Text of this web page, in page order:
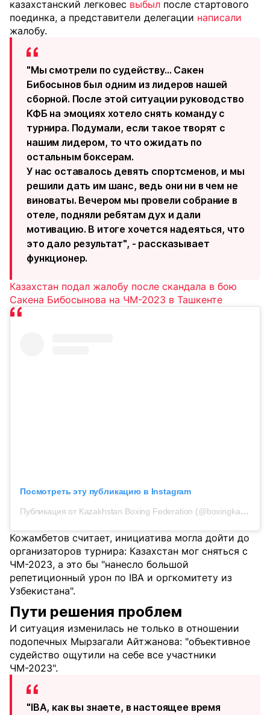
казахстанский легковес выбыл после стартового
поединка, а представители делегации написали
жалобу.
"Мы смотрели по судейству... Сакен
Бибосынов был одним из лидеров нашей
сборной. После этой ситуации руководство
КФБ на эмоциях хотело снять команду с
турнира. Подумали, если такое творят с
нашим лидером, то что ожидать по
остальным боксерам.
У нас оставалось девять спортсменов, и мы
решили дать им шанс, ведь они ни в чем не
виноваты. Вечером мы провели собрание в
отеле, подняли ребятам дух и дали
мотивацию. В итоге хочется надеяться, что
это дало результат", - рассказывает
функционер.
Казахстан подал жалобу после скандала в бою
Сакена Бибосынова на ЧМ-2023 в Ташкенте
Посмотреть эту публикацию в Instagram
Публикация от Kazakhstan Boxing Federation (@boxingkazakhstan)
Кожамбетов считает, инициатива могла дойти до
организаторов турнира: Казахстан мог сняться с
ЧМ-2023, а это бы "нанесло большой
репетиционный урон по IBA и оргкомитету из
Узбекистана".
Пути решения проблем
И ситуация изменилась не только в отношении
подопечных Мырзагали Айтжанова: "объективное
судейство ощутили на себе все участники
ЧМ-2023".
"IBA, как вы знаете, в настоящее время